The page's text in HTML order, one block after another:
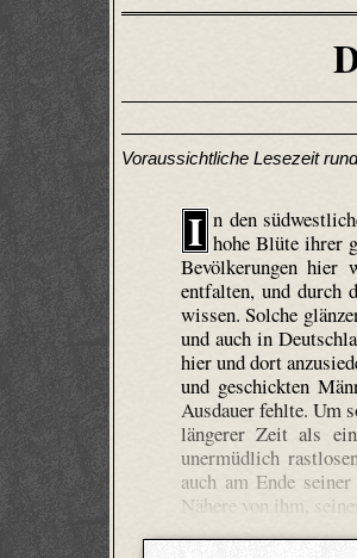
Voraussichtliche Lesezeit
I n den
hohe Blüte ihrer
Bevölkerungen hier
entfalten, und durch
wissen. Solche
und auch in
hier und dort
und geschickten
Ausdauer fehlte. Um
längerer Zeit als
unermüdlich
auch am Ende
Nähere von ihm,